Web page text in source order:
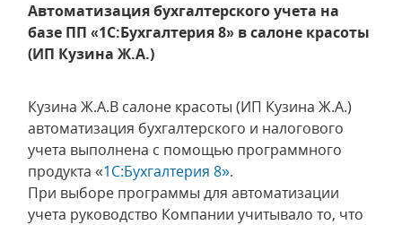
Автоматизация бухгалтерского учета на
базе ПП «1С:Бухгалтерия 8» в салоне красоты
(ИП Кузина Ж.А.)
Кузина Ж.А.В салоне красоты (ИП Кузина Ж.А.)
автоматизация бухгалтерского и налогового
учета выполнена с помощью программного
продукта «1С:Бухгалтерия 8».
При выборе программы для автоматизации
учета руководство Компании учитывало то, что